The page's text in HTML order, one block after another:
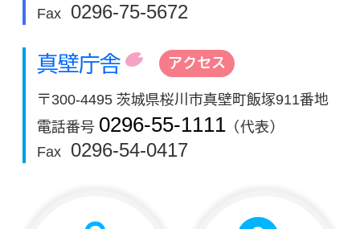
Fax
0296-75-5672
真壁庁舎 アクセス
〒300-4495 茨城県桜川市真壁町飯塚911番地
電話番号 0296-55-1111 （代表）
Fax
0296-54-0417